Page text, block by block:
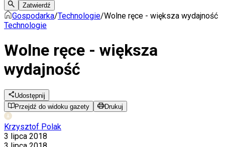
Zatwierdź
Gospodarka/Technologie/Wolne ręce - większa wydajność
Technologie
Wolne ręce - większa
wydajność
Udostępnij
Przejdź do widoku gazety
Drukuj
Krzysztof Polak
3 lipca 2018